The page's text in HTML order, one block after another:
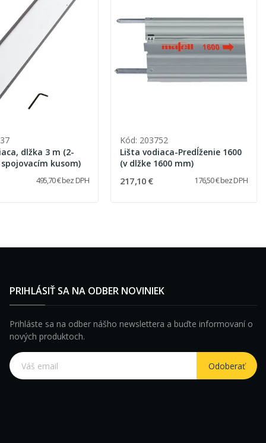
dlžka 3 m (2-
kusom)
495,70 € bez DPH
Kód: 203752
Lišta vodiaca-Predĺženie 1600
(v dlžke 1600 mm)
217,10 € 176,50 € bez DPH
PRIHLÁSIŤ SA NA ODBER NOVINIEK
Prihláste sa na odber nášho newslettera a buďte informovaní o
nových produktoch.
Odoberať